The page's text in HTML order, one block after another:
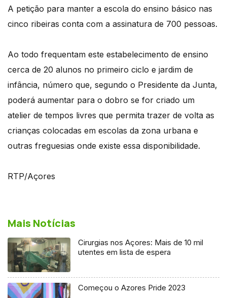
A petição para manter a escola do ensino básico nas
cinco ribeiras conta com a assinatura de 700 pessoas.
Ao todo frequentam este estabelecimento de ensino
cerca de 20 alunos no primeiro ciclo e jardim de
infância, número que, segundo o Presidente da Junta,
poderá aumentar para o dobro se for criado um
atelier de tempos livres que permita trazer de volta as
crianças colocadas em escolas da zona urbana e
outras freguesias onde existe essa disponibilidade.
RTP/Açores
Mais Notícias
Cirurgias nos Açores: Mais de 10 mil
utentes em lista de espera
Começou o Azores Pride 2023